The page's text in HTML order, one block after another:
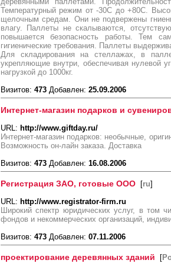
Температурный режим от -30С до +80С.
щелочным средам. Они не подвержены
влагу. Паллеты не скалываются,
повышается безопасность работы. Тем
гигиенические требования. Паллеты
Для складирования на стеллажах, в
укрепляющие внутри, обеспечивая нулевой
нагрузкой до 1000кг.
Визитов: 473 Добавлен: 25.09.2006
Интернет-магазин подарков и
URL: http://www.giftday.ru/
Интернет-магазин подарков: необычные,
Возможность он-лайн заказа. Доставка
Визитов: 473 Добавлен: 16.08.2006
Регистрация ЗАО, готовые ООО [ru]
URL: http://www.registrator-firm.ru
Широкий спектр юридических услуг, в
фондов и некоммерческих организаций,
Визитов: 473 Добавлен: 07.11.2006
проектирование деревянных зданий [